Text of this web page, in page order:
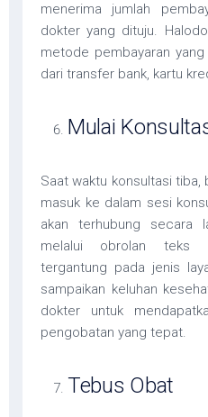
menerima jumlah
dokter yang dituju.
metode pembayaran
dari transfer bank, kartu
Mulai
Saat waktu konsultasi tiba,
masuk ke dalam sesi
akan terhubung secara
melalui obrolan teks
tergantung pada jenis
sampaikan keluhan
dokter untuk
pengobatan yang tepat.
Tebus Obat